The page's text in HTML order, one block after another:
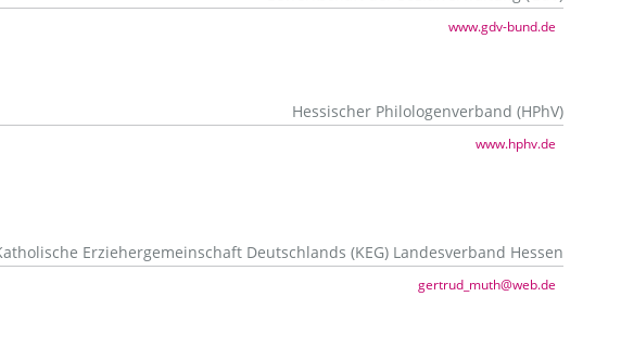
www.gdv-bund.de
Hessischer Philologenverband (HPhV)
www.hphv.de
Erziehergemeinschaft Deutschlands (KEG) Landesverband Hessen
gertrud_muth@web.de